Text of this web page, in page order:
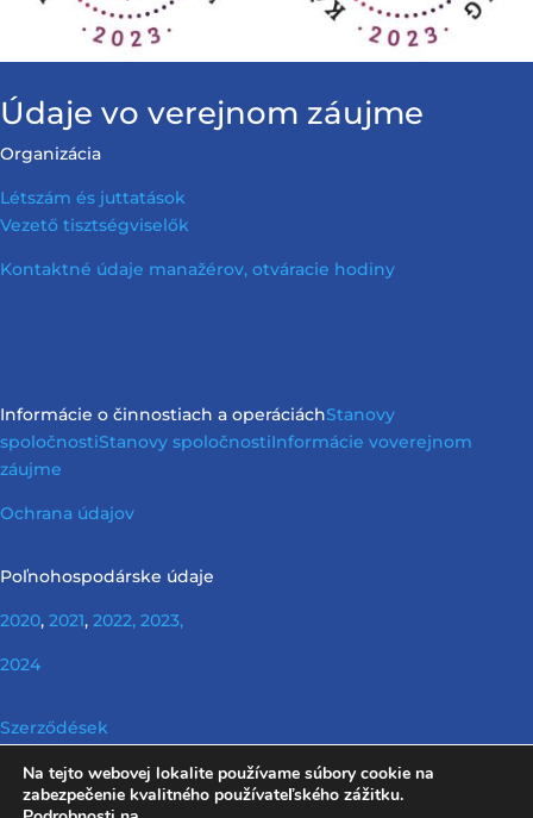
Údaje vo verejnom záujme
Organizácia
Létszám és juttatások
Vezető tisztségviselők
Kontaktné údaje manažérov, otváracie hodiny
Informácie o činnostiach a operáciáchStanovy
spoločnostiStanovy spoločnostiInformácie voverejnom
záujme
Ochrana údajov
Poľnohospodárske údaje
2020, 2021, 2022, 2023,
2024
Szerződések
Nerelevantné informácie podľa požiadaviek Info tv.
Na tejto webovej lokalite používame súbory cookie na
zabezpečenie kvalitného používateľského zážitku.